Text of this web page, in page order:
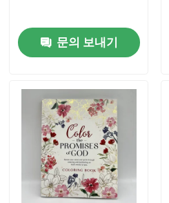
인용문을 요구하세요
커피용 탁자 책 인쇄
타로 카드 인쇄
문의 보내기